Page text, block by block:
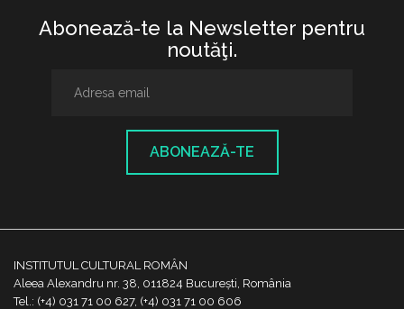
Abonează-te la Newsletter pentru
noutăţi.
ABONEAZĂ-TE
INSTITUTUL CULTURAL ROMÂN
Aleea Alexandru nr. 38, 011824 București, România
Tel.: (+4) 031 71 00 627, (+4) 031 71 00 606